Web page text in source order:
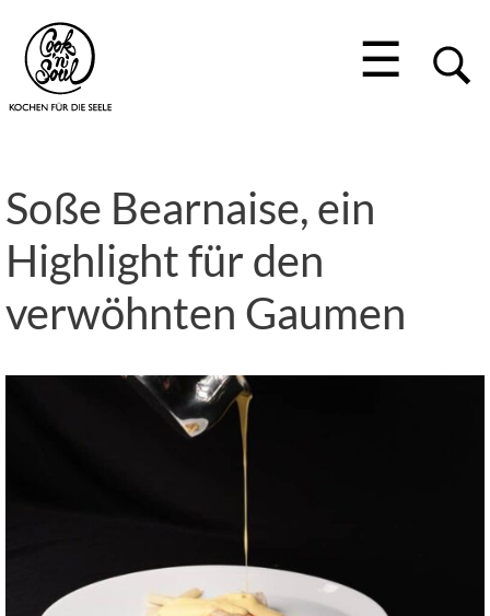
☰
Soße Bearnaise, ein
Highlight für den
verwöhnten Gaumen